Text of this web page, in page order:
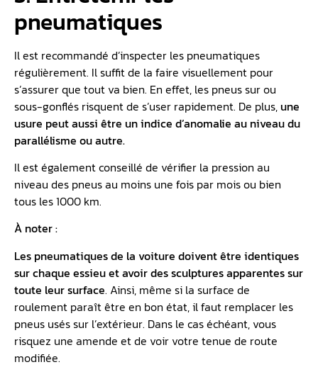
pneumatiques
Il est recommandé d’inspecter les pneumatiques
régulièrement. Il suffit de la faire visuellement pour
s’assurer que tout va bien. En effet, les pneus sur ou
sous-gonflés risquent de s’user rapidement. De plus, une
usure peut aussi être un indice d’anomalie au niveau du
parallélisme ou autre.
Il est également conseillé de vérifier la pression au
niveau des pneus au moins une fois par mois ou bien
tous les 1000 km.
À noter :
Les pneumatiques de la voiture doivent être identiques
sur chaque essieu et avoir des sculptures apparentes sur
toute leur surface. Ainsi, même si la surface de
roulement paraît être en bon état, il faut remplacer les
pneus usés sur l’extérieur. Dans le cas échéant, vous
risquez une amende et de voir votre tenue de route
modifiée.